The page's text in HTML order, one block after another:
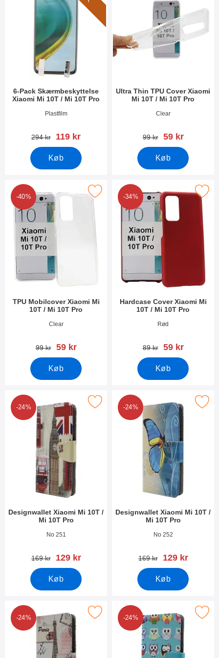
6-Pack Skærmbeskyttelse
Xiaomi Mi 10T / Mi 10T Pro
Varenr 38071Plastfilm
pris
294 kr pris
119 kr
Køb
Ultra Thin TPU Cover Xiaomi
Mi 10T / Mi 10T Pro
Varenr 38694Clear
pris
99 kr pris
59 kr
Køb
-40%
TPU Mobilcover Xiaomi Mi
10T / Mi 10T Pro
Varenr 38075Clear
pris
99 kr pris
59 kr
Køb
tPU Mobilcover Xiaomi Mi 10T / Mi 10T Pro som favorit
-34%
Hardcase Cover Xiaomi Mi
10T / Mi 10T Pro
Varenr 38898Rød
pris
89 kr pris
59 kr
Køb
Marker hardcase Cover Xiaomi Mi
-24%
Designwallet Xiaomi Mi 10T /
Mi 10T Pro
Varenr 38610No 251
pris
169 kr pris
129 kr
Køb
designwallet Xiaomi Mi 10T / Mi 10T Pro som favorit
-24%
Designwallet Xiaomi Mi 10T /
Mi 10T Pro
Varenr 38609No 252
pris
169 kr pris
129 kr
Køb
Marker designwallet Xiaomi Mi
-24%
designwallet Xiaomi Mi 10T / Mi 10T Pro som favorit
-24%
Marker designwallet Xiaomi Mi